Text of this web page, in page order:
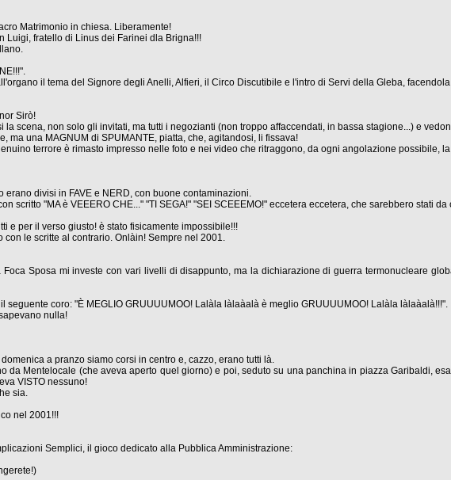
Matrimonio in chiesa. Liberamente!
Luigi, fratello di Linus dei Farinei dla Brigna!!!
il tema del Signore degli Anelli, Alfieri, il Circo Discutibile e l'intro di Servi della Gleba,
Sirò!
scena, non solo gli invitati, ma tutti i negozianti (non troppo affaccendati, in bassa stagione...) e
ma una MAGNUM di SPUMANTE, piatta, che, agitandosi, li fissava!
terrore è rimasto impresso nelle foto e nei video che ritraggono, da ogni angolazione possibile,
divisi in FAVE e NERD, con buone contaminazioni.
scritto "MA è VEEERO CHE..." "TI SEGA!" "SEI SCEEEMO!" eccetera eccetera, che sarebbero stati
e per il verso giusto! è stato fisicamente impossibile!!!
le scritte al contrario. Onlàin! Sempre nel 2001.
Sposa mi investe con vari livelli di disappunto, ma la dichiarazione di guerra termonucleare
seguente coro: "È MEGLIO GRUUUUMOO! Lalàla làlaàalà è meglio GRUUUUMOO! Lalàla làlaàalà!!!".
nulla!
a pranzo siamo corsi in centro e, cazzo, erano tutti là.
da Mentelocale (che aveva aperto quel giorno) e poi, seduto su una panchina in piazza Garibaldi,
VISTO nessuno!
sia.
nel 2001!!!
Semplici, il gioco dedicato alla Pubblica Amministrazione: